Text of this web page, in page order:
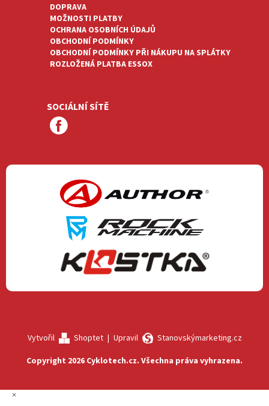
DOPRAVA
MOŽNOSTI PLATBY
OCHRANA OSOBNÍCH ÚDAJŮ
OBCHODNÍ PODMÍNKY
OBCHODNÍ PODMÍNKY PŘI NÁKUPU NA SPLÁTKY
ROZLOŽENÁ PLATBA ESSOX
SOCIÁLNÍ SÍTĚ
Vytvořil Shoptet| Upravil
Stanovskýmarketing.cz
Copyright 2026 Cyklotech.cz. Všechna práva vyhrazena.
×